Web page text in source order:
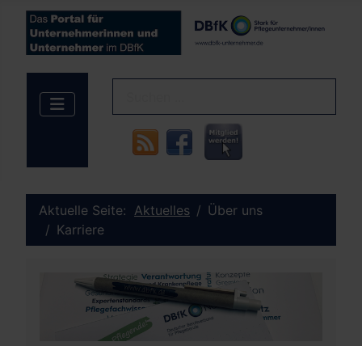
Aktuelle Seite: Aktuelles
Über uns
Karriere